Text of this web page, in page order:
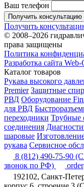
Ваш телефон
Получить консультацию
Получить
© 2008–2026
права защищены
Политика
Разработка сайта
Каталог товаров
Рукава высокого
Premier Защитные
РВД Оборудование
для РВД
переходники Трубные
соединения
шаровые
рукава Сервисное
8 (812) 490-75-90
звонок по РФ)
192102, Санкт-